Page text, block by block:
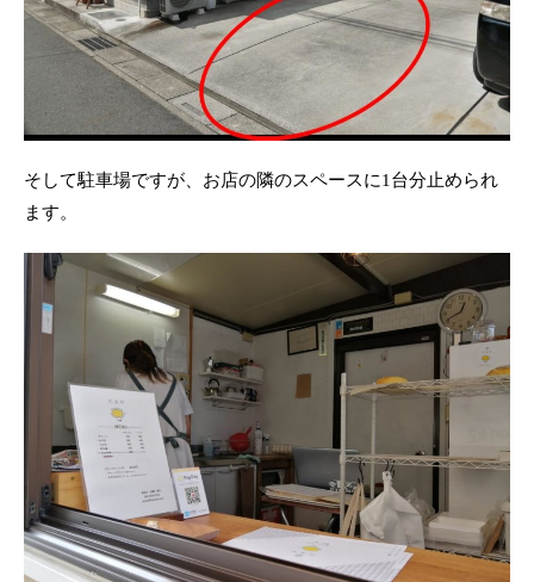
そして駐車場ですが、お店の隣のスペースに1台分止められ
ます。